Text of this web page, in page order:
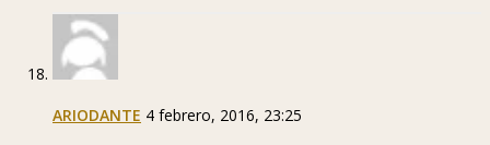
ARIODANTE 4 febrero, 2016, 23:25